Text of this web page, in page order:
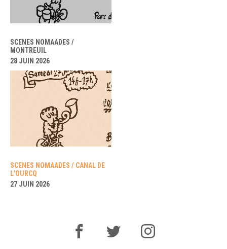
SCENES NOMAADES /
MONTREUIL
28 JUIN 2026
SCENES NOMAADES / CANAL DE
L'OURCQ
27 JUIN 2026